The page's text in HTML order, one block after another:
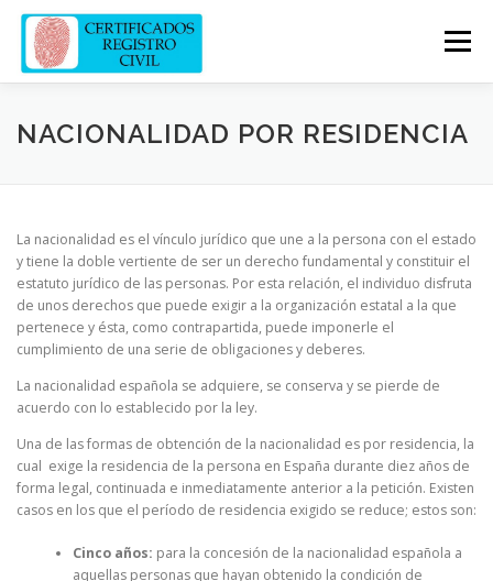
Skip
content
Menu
CERTIFICADOS EL REGISTRO CIVIL
NACIONALIDAD POR RESIDENCIA
La nacionalidad es el vínculo jurídico que une a la persona con el estado
y tiene la doble vertiente de ser un derecho fundamental y constituir el
estatuto jurídico de las personas. Por esta relación, el individuo disfruta
de unos derechos que puede exigir a la organización estatal a la que
pertenece y ésta, como contrapartida, puede imponerle el
cumplimiento de una serie de obligaciones y deberes.
La nacionalidad española se adquiere, se conserva y se pierde de
acuerdo con lo establecido por la ley.
Una de las formas de obtención de la nacionalidad es por residencia, la
cual exige la residencia de la persona en España durante diez años de
forma legal, continuada e inmediatamente anterior a la petición. Existen
casos en los que el período de residencia exigido se reduce; estos son:
Cinco años: para la concesión de la nacionalidad española a
aquellas personas que hayan obtenido la condición de